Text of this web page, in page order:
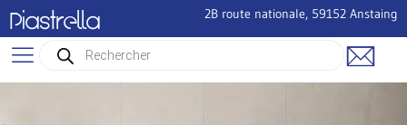
Piastrella 2B route nationale, 59152 Anstaing